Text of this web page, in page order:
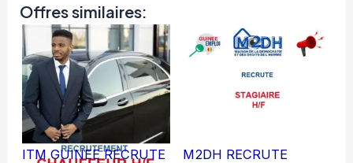
Offres similaires:
ITM GUINEE RECRUTE
M2DH RECRUTE